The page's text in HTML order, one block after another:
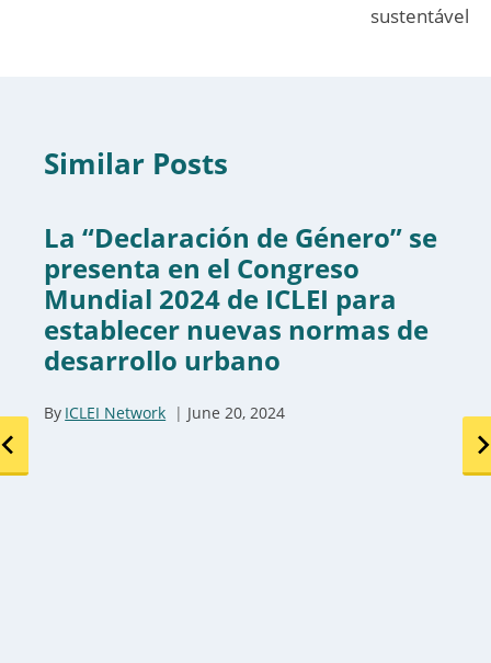
sustentável
Similar Posts
La “Declaración de Género” se
presenta en el Congreso
Mundial 2024 de ICLEI para
establecer nuevas normas de
desarrollo urbano
By ICLEI Network June 20, 2024